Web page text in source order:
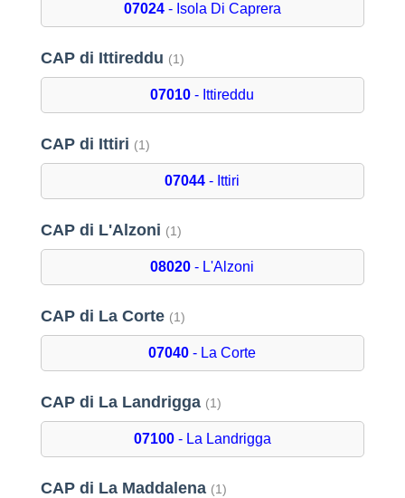
07024- Isola Di Caprera
CAP di Ittireddu (1)
07010 - Ittireddu
CAP di Ittiri (1)
07044 - Ittiri
CAP di L'Alzoni (1)
08020 - L'Alzoni
CAP di La Corte (1)
07040 - La Corte
CAP di La Landrigga (1)
07100- La Landrigga
CAP di La Maddalena (1)